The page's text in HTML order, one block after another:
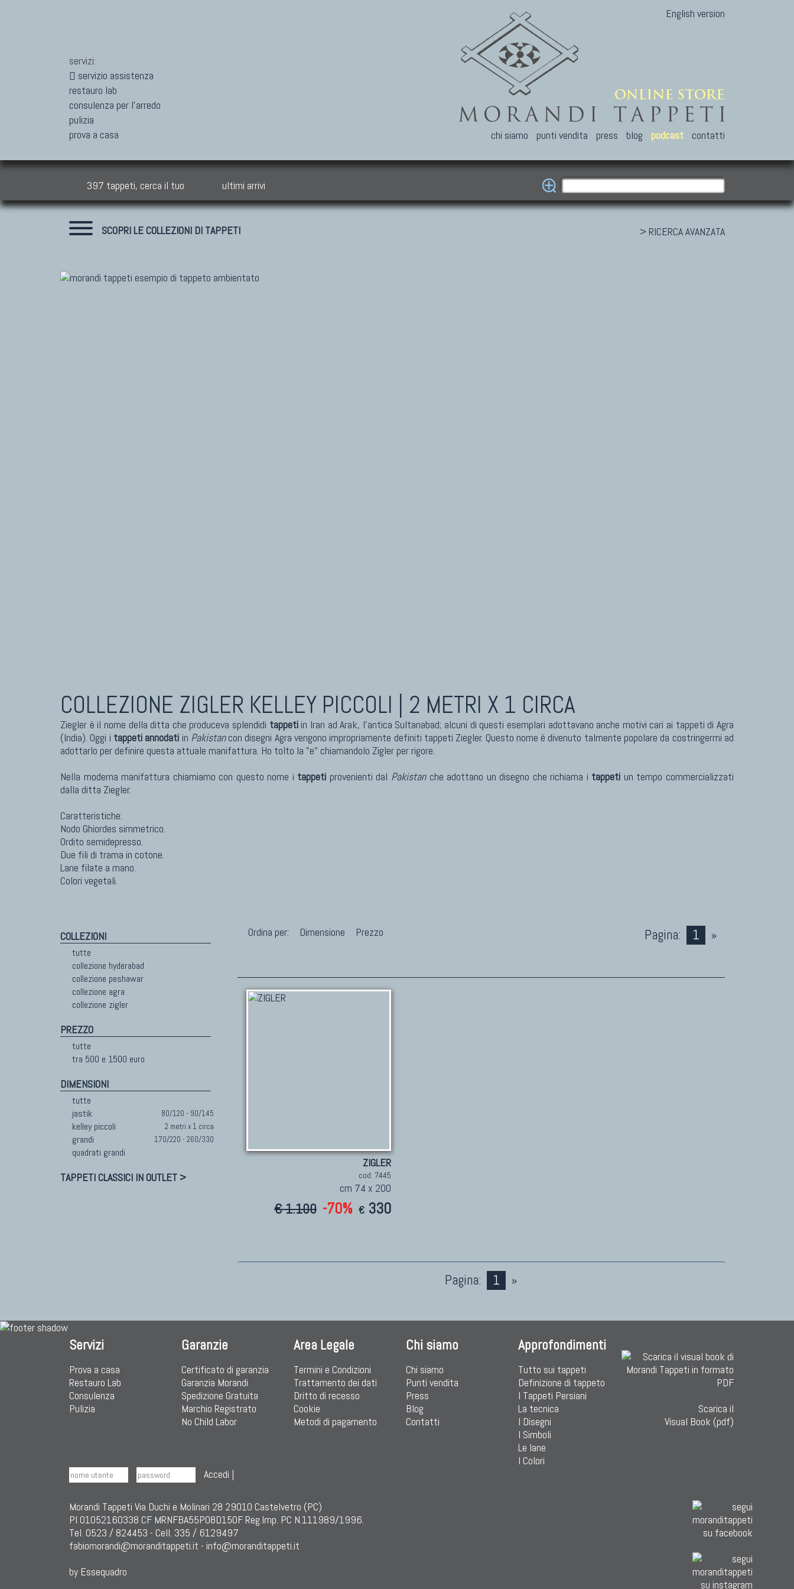
servizi:
servizio assistenza
restauro lab
consulenza per l'arredo
pulizia
prova a casa
English version
chi siamo punti vendita press blog podcast contatti
397 tappeti, cerca il tuo ultimi arrivi
SCOPRI LE COLLEZIONI DI TAPPETI > RICERCA AVANZATA
COLLEZIONE ZIGLER KELLEY PICCOLI | 2 METRI X 1 CIRCA
Ziegler è il nome della ditta che produceva splendidi tappetiin Iran ad Arak, l'antica Sultanabad; alcuni di questi esemplari adottavano anche motivi cari ai tappeti di Agra
(India). Oggi i tappeti annodati in Pakistancon disegni Agra vengono impropriamente definiti tappeti Ziegler. Questo nome è divenuto talmente popolare da costringermi ad
adottarlo per definire questa attuale manifattura. Ho tolto la "e" chiamandolo Zigler per rigore.
Nella moderna manifattura chiamiamo con questo nome i tappeti provenienti dal Pakistanche adottano un disegno che richiama i tappeti un tempo commercializzati
dalla ditta Ziegler.
Caratteristiche:
Nodo Ghiordes simmetrico.
Ordito semidepresso.
Due fili di trama in cotone.
Lane filate a mano.
Colori vegetali.
COLLEZIONI
tutte
collezione hyderabad
collezione peshawar
collezione agra
collezione zigler
PREZZO
tutte
tra 500 e 1500 euro
DIMENSIONI
tutte
jastik
80/120 - 90/145
kelley piccoli 2 metri x 1 circa
grandi 170/220 - 260/330
quadrati grandi
TAPPETI CLASSICI IN OUTLET >
Ordina per: Dimensione Prezzo Pagina: 1 »
ZIGLER
cod. 7445
cm 74 x 200
€ 1.100 -70% € 330
Pagina: 1 »
Servizi
Prova a casa
Restauro Lab
Consulenza
Pulizia
Garanzie
Certificato di garanzia
Garanzia Morandi
Spedizione Gratuita
Marchio Registrato
No Child Labor
Area Legale
Termini e Condizioni
Trattamento dei dati
Dritto di recesso
Cookie
Metodi di pagamento
Chi siamo
Chi siamo
Punti vendita
Press
Blog
Contatti
Approfondimenti
Tutto sui tappeti
Definizione di tappeto
I Tappeti Persiani
La tecnica
I Disegni
I Simboli
Le lane
I Colori
Scarica il
Visual Book (pdf)
Accedi |
Morandi Tappeti Via Duchi e Molinari 28 29010 Castelvetro (PC)
PI 01052160338 CF MRNFBA55P08D150F Reg.Imp. PC N.111989/1996.
Tel. 0523 / 824453 - Cell. 335 / 6129497
fabiomorandi@moranditappeti.it - info@moranditappeti.it
by Essequadro